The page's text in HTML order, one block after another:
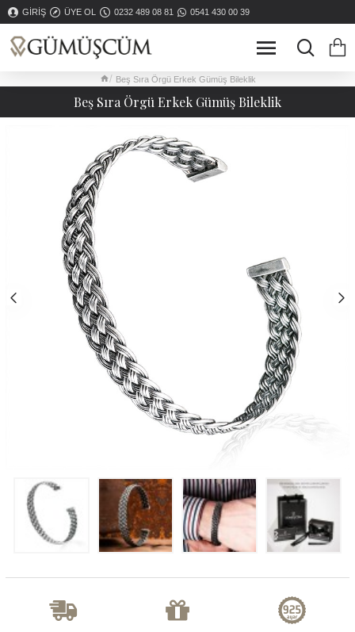
GIRIŞ ÜYE OL 0232 489 08 81 0541 430 00 39
Beş Sıra Örgü Erkek Gümüş Bileklik
Beş Sıra Örgü Erkek Gümüş Bileklik